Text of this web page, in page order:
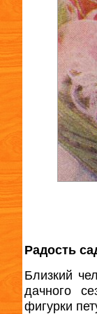
Радость
Близкий
дачного
фигурки